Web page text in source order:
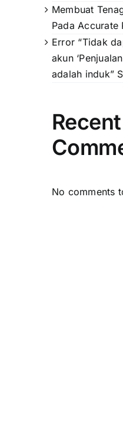
Membuat
Pada Accurate
Error “Tidak
akun
adalah induk”
Recent
No comments